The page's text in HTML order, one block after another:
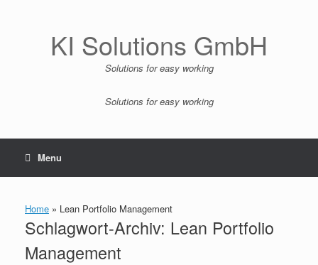
KI Solutions GmbH
Solutions for easy working
Solutions for easy working
Menu
Home » Lean Portfolio Management
Schlagwort-Archiv: Lean Portfolio
Management